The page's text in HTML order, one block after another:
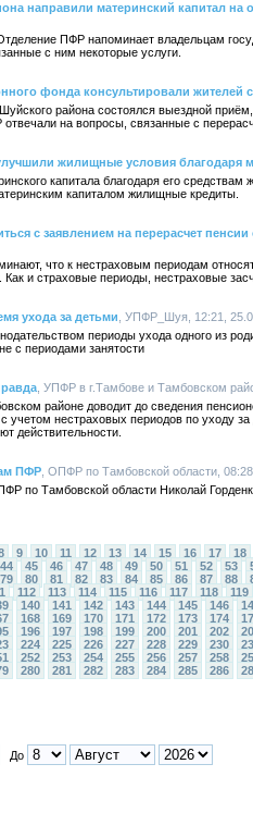
направили материнский капитал на
ПФР напоминает владельцам
с ним некоторые услуги.
фонда консультировали жителей
района состоялся выездной
на вопросы, связанные с
жилищные условия благодаря
капитала благодаря его
капиталом жилищные кредиты.
с заявлением на перерасчет
что к нестраховым периодам
и страховые периоды, нестраховые
ухода за детьми , УПФР_Шуя, 12:21,
периоды ухода одного из
с периодами занятости
, УПФР в г.Тамбове и Тамбовском
районе доводит до сведения
учетом нестраховых периодов по уходу
действительности.
ПФР , ОПФР по Тамбовской области,
по Тамбовской области Николай
9 10 11 12 13 14 15 16 17 18
44 45 46 47 48 49 50 51 52 53
79 80 81 82 83 84 85 86 87 88
112 113 114 115 116 117 118 119
140 141 142 143 144 145 146
168 169 170 171 172 173 174
196 197 198 199 200 201 202
224 225 226 227 228 229 230
252 253 254 255 256 257 258
280 281 282 283 284 285 286
До